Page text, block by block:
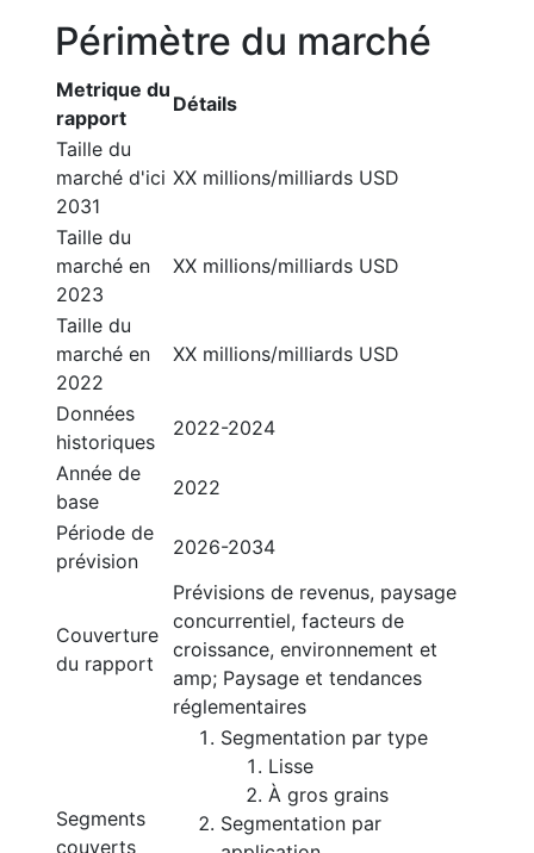
Périmètre du marché
Metrique du
rapport
Détails
Taille du
marché d'ici
2031
XX millions/milliards USD
Taille du
marché en
2023
XX millions/milliards USD
Taille du
marché en
2022
XX millions/milliards USD
Données
historiques
2022-2024
Année de
base
2022
Période de
prévision
2026-2034
Couverture
du rapport
Prévisions de revenus, paysage
concurrentiel, facteurs de
croissance, environnement et
amp; Paysage et tendances
réglementaires
Segments
couverts
Segmentation par type
Lisse
À gros grains
Segmentation par